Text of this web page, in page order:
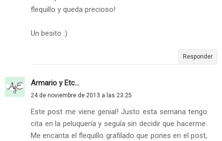
flequillo y queda precioso!
Un besito :)
Responder
Armario y Etc...
24 de noviembre de 2013 a las 23:25
Este post me viene genial! Justo esta semana tengo
cita en la peluquería y seguía sin decidir que hacerme.
Me encanta el flequillo grafilado que pones en el post,